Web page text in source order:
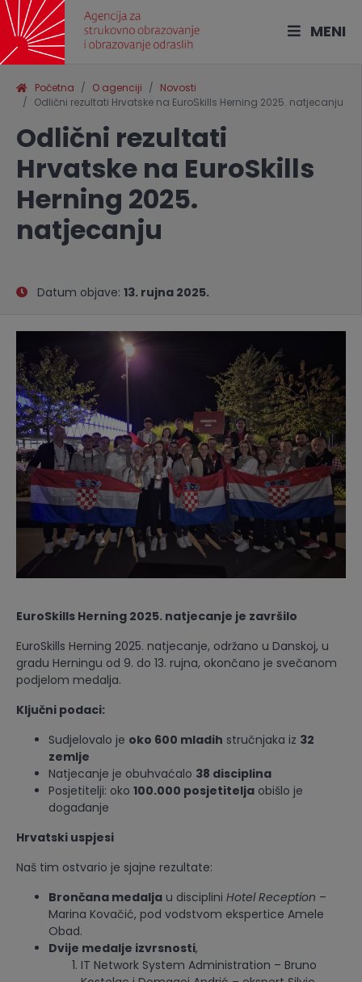
MENI
Početna O agenciji
Novosti
Odlični rezultati Hrvatske na EuroSkills Herning 2025. natjecanju
Odlični rezultati
Hrvatske na EuroSkills
Herning 2025.
natjecanju
Datum objave: 13. rujna 2025.
EuroSkills Herning 2025. natjecanje je završilo
EuroSkills Herning 2025. natjecanje, održano u Danskoj, u
gradu Herningu od 9. do 13. rujna, okončano je svečanom
podjelom medalja.
Ključni podaci:
Sudjelovalo je oko 600 mladih stručnjaka iz 32
zemlje
Natjecanje je obuhvaćalo 38 disciplina
Posjetitelji: oko 100.000 posjetitelja obišlo je
događanje
Hrvatski uspjesi
Naš tim ostvario je sjajne rezultate:
Brončana medalja u disciplini Hotel Reception –
Marina Kovačić, pod vodstvom ekspertice Amele
Obad.
Dvije medalje izvrsnosti,
IT Network System Administration – Bruno